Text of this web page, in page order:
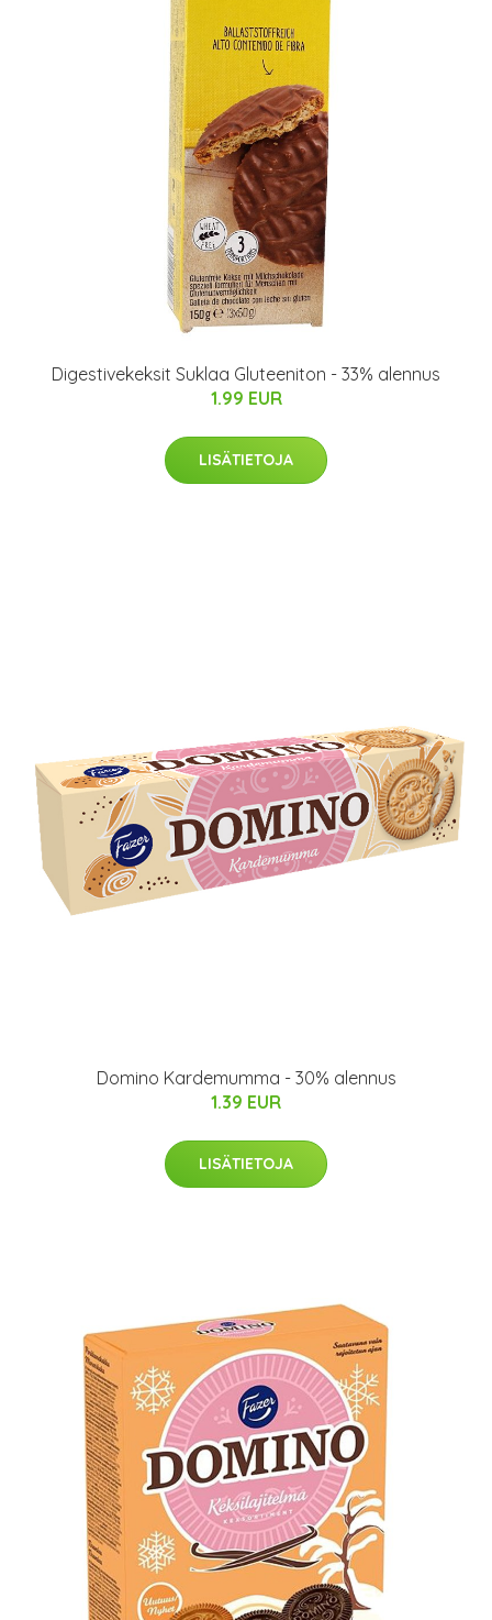
Digestivekeksit Suklaa Gluteeniton - 33% alennus
1.99 EUR
LISÄTIETOJA
Domino Kardemumma - 30% alennus
1.39 EUR
LISÄTIETOJA